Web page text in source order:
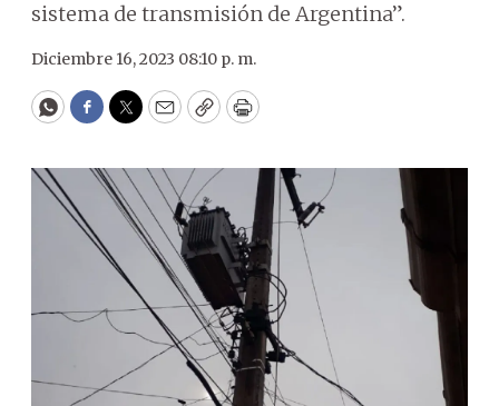
sistema de transmisión de Argentina”.
Diciembre 16, 2023 08:10 p. m.
WhatsApp
Facebook
Twitter
EmailCopyPrint